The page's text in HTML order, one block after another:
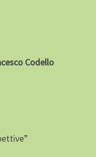
Codello